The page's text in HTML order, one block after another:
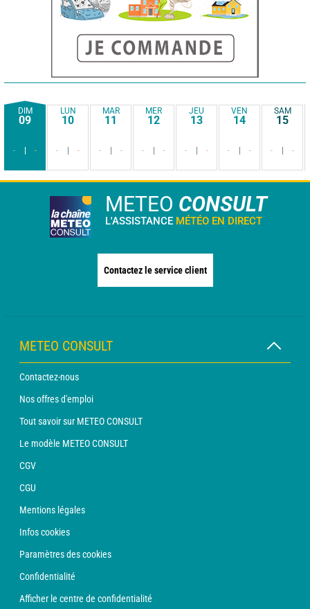
DIM
09
- -
LUN
10
- -
MAR
11
- -
MER
12
- -
JEU
13
- -
VEN
14
- -
SAM
15
- -
METEO CONSULT
L'ASSISTANCE MÉTÉO EN DIRECT
Contactez le service client
METEO CONSULT
Contactez-nous
Nos offres d'emploi
Tout savoir sur METEO CONSULT
Le modèle METEO CONSULT
CGV
CGU
Mentions légales
Infos cookies
Paramètres des cookies
Confidentialité
Afficher le centre de confidentialité